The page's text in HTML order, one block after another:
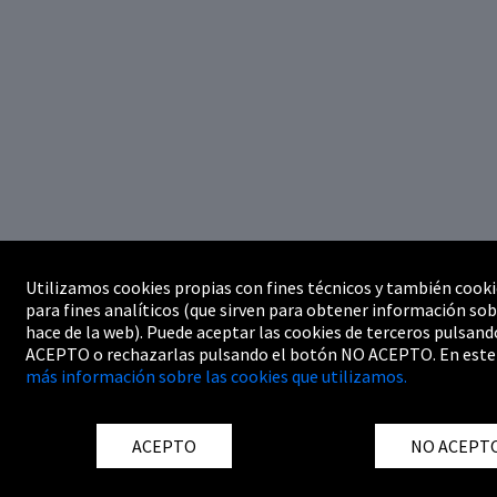
Utilizamos cookies propias con fines técnicos y también
para fines analíticos (que sirven para obtener información
hace de la web). Puede aceptar las cookies de terceros
ACEPTO o rechazarlas pulsando el botón NO ACEPTO. En
más información sobre las cookies que utilizamos.
ACEPTO NO